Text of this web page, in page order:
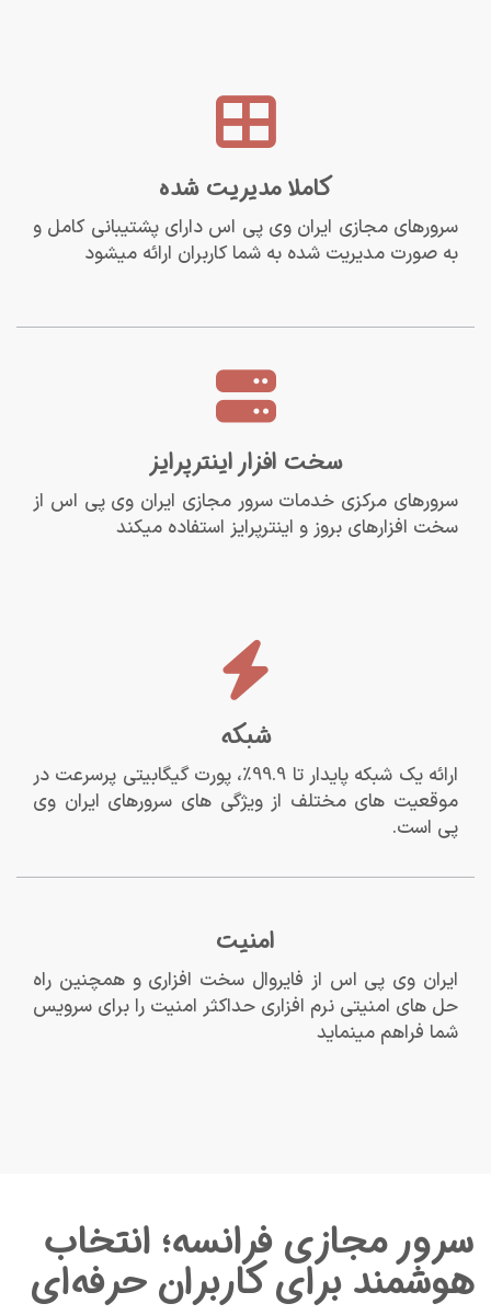
کاملا مدیریت شده
سرورهای مجازی ایران وی پی اس دارای پشتیبانی کامل و
به صورت مدیریت شده به شما کاربران ارائه میشود
سخت افزار اینترپرایز
سرورهای مرکزی خدمات سرور مجازی ایران وی پی اس از
سخت افزارهای بروز و اینترپرایز استفاده میکند
شبکه
ارائه یک شبکه پایدار تا 99.9%، پورت گیگابیتی پرسرعت در
موقعیت های مختلف از ویژگی های سرورهای ایران وی
پی است.
امنیت
ایران وی پی اس از فایروال سخت افزاری و همچنین راه
حل های امنیتی نرم افزاری حداکثر امنیت را برای سرویس
شما فراهم مینماید
سرور مجازی فرانسه؛ انتخاب
هوشمند برای کاربران حرفه‌ای